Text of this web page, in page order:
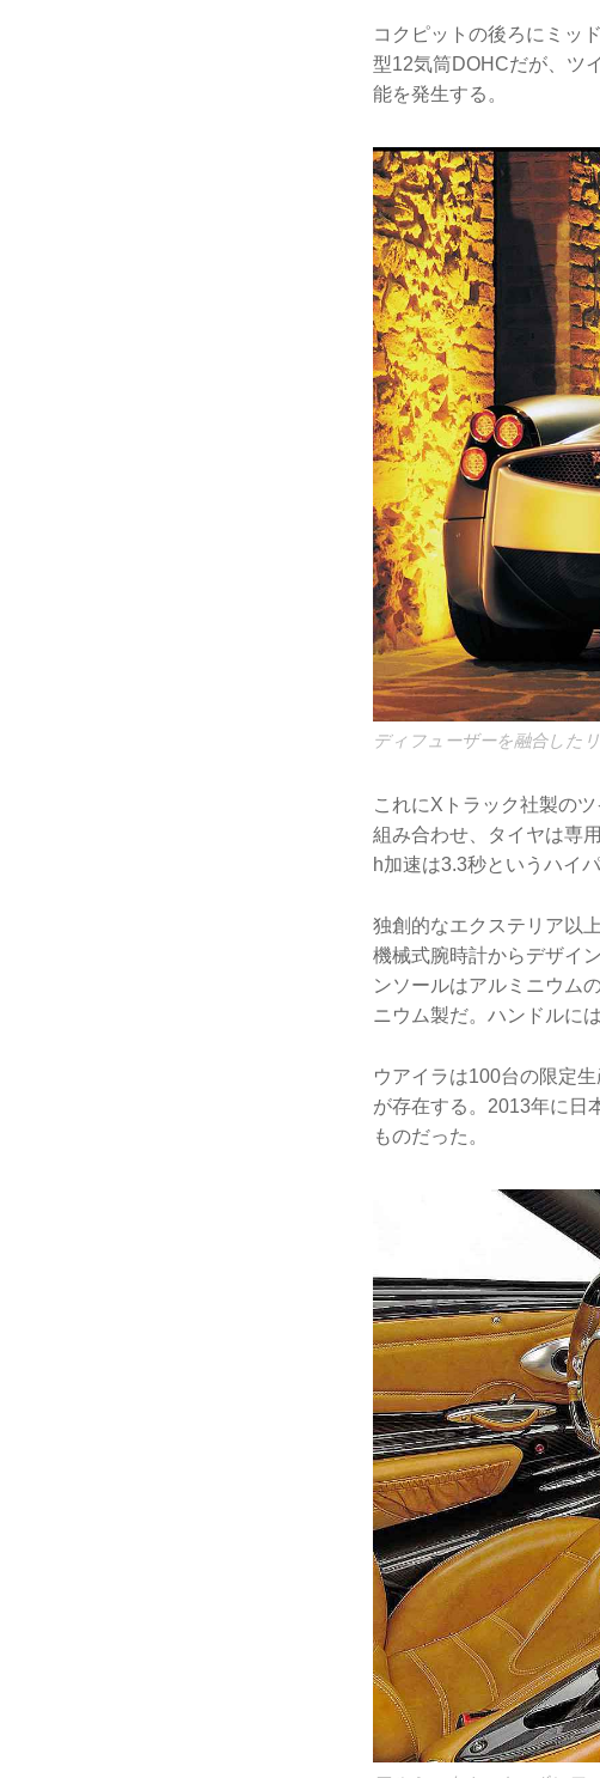
コクピットの後ろにミッ
型12気筒DOHCだが、ツ
能を発生する。
ディフューザーを融合した
これにXトラック社製の
組み合わせ、タイヤは専
h加速は3.3秒というハイ
独創的なエクステリア以
機械式腕時計からデザイ
ンソールはアルミニウム
ニウム製だ。ハンドルに
ウアイラは100台の限定
が存在する。2013年に日
ものだった。